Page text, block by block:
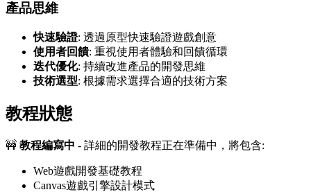
產品思維
快速驗證: 透過原型快速驗證遊戲創意
使用者回饋: 重視使用者體驗和回饋循環
迭代優化: 持續改進產品的開發思維
技術選型: 根據需求選擇合適的技術方案
教程狀態
🚧 教程編寫中 - 詳細的開發教程正在準備中，將包含:
Web遊戲開發基礎教程
Canvas遊戲引擎設計模式